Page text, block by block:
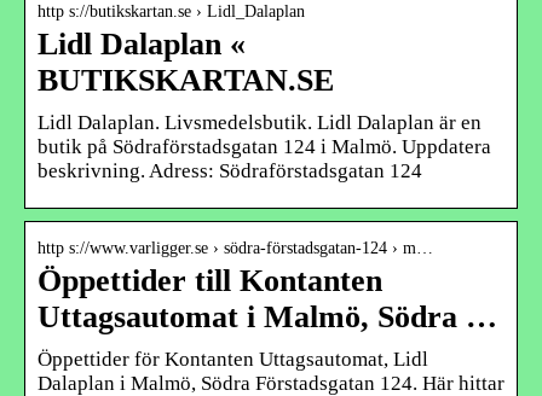
http s://butikskartan.se › Lidl_Dalaplan
Lidl Dalaplan «
BUTIKSKARTAN.SE
Lidl Dalaplan. Livsmedelsbutik. Lidl Dalaplan är en
butik på Södraförstadsgatan 124 i Malmö. Uppdatera
beskrivning. Adress: Södraförstadsgatan 124
http s://www.varligger.se › södra-förstadsgatan-124 › m…
Öppettider till Kontanten
Uttagsautomat i Malmö, Södra …
Öppettider för Kontanten Uttagsautomat, Lidl
Dalaplan i Malmö, Södra Förstadsgatan 124. Här hittar